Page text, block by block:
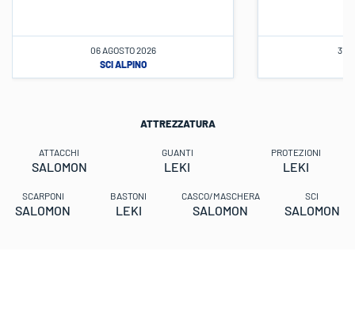
06 AGOSTO 2026
SCI ALPINO
31
ATTREZZATURA
ATTACCHI
SALOMON
GUANTI
LEKI
PROTEZIONI
LEKI
SCARPONI
SALOMON
BASTONI
LEKI
CASCO/MASCHERA
SALOMON
SCI
SALOMON